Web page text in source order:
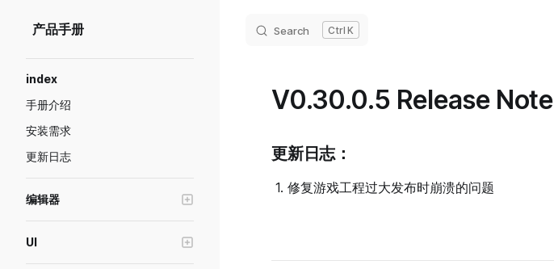
Skip to content
产品手册 Search K
index
手册介绍
安装需求
更新日志
编辑器
Transform工具
UI
V0.30.0.5 Release Note
更新日志：
修复游戏工程过大发布时崩溃的问题